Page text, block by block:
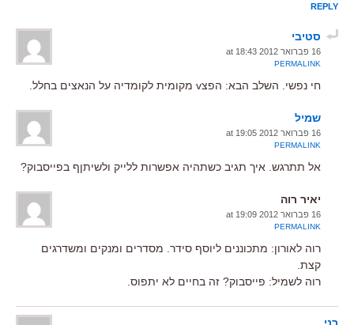
REPLY
סטיבי
16 פברואר 2012 at 18:43
PERMALINK
חי נפשי. השלב הבא: הפצv מקומית לקומדיה על הנאצים בחלל.
שמיל
16 פברואר 2012 at 19:05
PERMALINK
אל תתרגש. איך תגיב כשתהיה אפשרות ללייק ולשיתןף בפייסבוק?
יאיר רוה
16 פברואר 2012 at 19:09
PERMALINK
רוה לאורון: מתכוננים ליוסף סידר. מסדרים ומנקים ומשדרגים
קצת.
רוה לשמיל: פייסבוק? זה בחיים לא יתפוס.